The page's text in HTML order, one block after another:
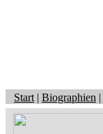
Start | Biographien |